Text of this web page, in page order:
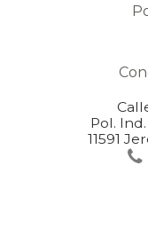
Pol.
11591